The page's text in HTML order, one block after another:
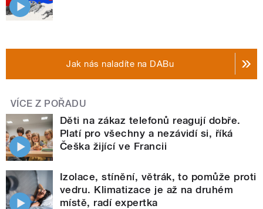
Jak nás naladíte na DABu
VÍCE Z POŘADU
Děti na zákaz telefonů reagují dobře.
Platí pro všechny a nezávidí si, říká
Češka žijící ve Francii
Izolace, stínění, větrák, to pomůže proti
vedru. Klimatizace je až na druhém
místě, radí expertka